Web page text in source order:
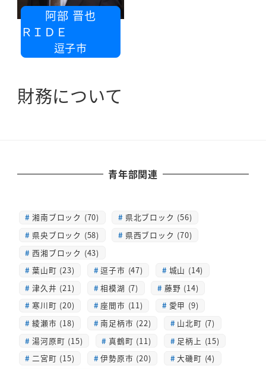
阿部 晋也
ＲＩＤＥ
逗子市
財務について
青年部関連
湘南ブロック (70)
県北ブロック (56)
県央ブロック (58)
県西ブロック (70)
西湘ブロック (43)
葉山町 (23)
逗子市 (47)
城山 (14)
津久井 (21)
相模湖 (7)
藤野 (14)
寒川町 (20)
座間市 (11)
愛甲 (9)
綾瀬市 (18)
南足柄市 (22)
山北町 (7)
湯河原町 (15)
真鶴町 (11)
足柄上 (15)
二宮町 (15)
伊勢原市 (20)
大磯町 (4)